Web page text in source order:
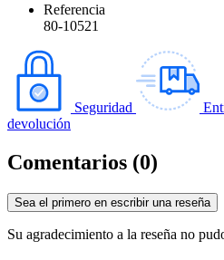
Referencia
80-10521
Seguridad
devolución
Comentarios (0)
Sea el primero en escribir una reseña
Su agradecimiento a la reseña no